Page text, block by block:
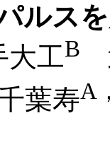
ルス
大工B
千葉寿A